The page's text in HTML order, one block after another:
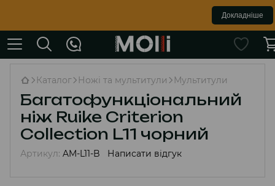
Докладніше
Каталог Ножі та мультитули Мультитули
Багатофункціональний
ніж Ruike Criterion
Collection L11 чорний
Артикул: AM-L11-B Написати відгук